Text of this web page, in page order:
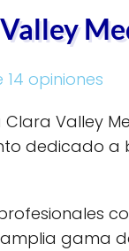
14 opiniones
Valley
dedicado
gama